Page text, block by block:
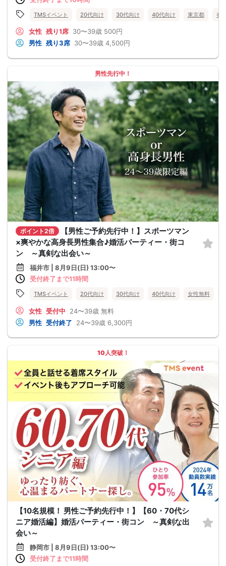
TMSイベント 20代向け 30代向け 40代向け 東京都 有
女性 残り1席 30〜39歳 500円
男性 残り3席 30〜39歳 4,500円
男性先行中！
ポイント2倍
【男性ご予約先行中！】スポーツマン
×爽やかな高身長男性集合♪婚活パーティー・街コ
ン ～真剣な出会い～
福井市 | 8月9日(日) 13:00〜
受付終了まで11時間
TMSイベント 20代向け 30代向け 40代向け 女性無料
女性 受付中 24〜39歳 無料
男性 受付終了 24〜39歳 6,300円
10人突破！
【10名規模！ 男性ご予約先行中！】【60・70代シ
ニア婚活編】婚活パーティー・街コン ～真剣な出
会い～
静岡市 | 8月9日(日) 13:00〜
受付終了まで11時間